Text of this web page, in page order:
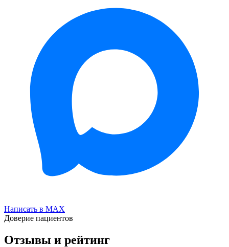
Написать в MAX
Доверие пациентов
Отзывы и рейтинг